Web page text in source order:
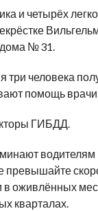
и четырёх
дома № 31.
три человека
помощь
ГИБДД.
оживлённых
кварталах.